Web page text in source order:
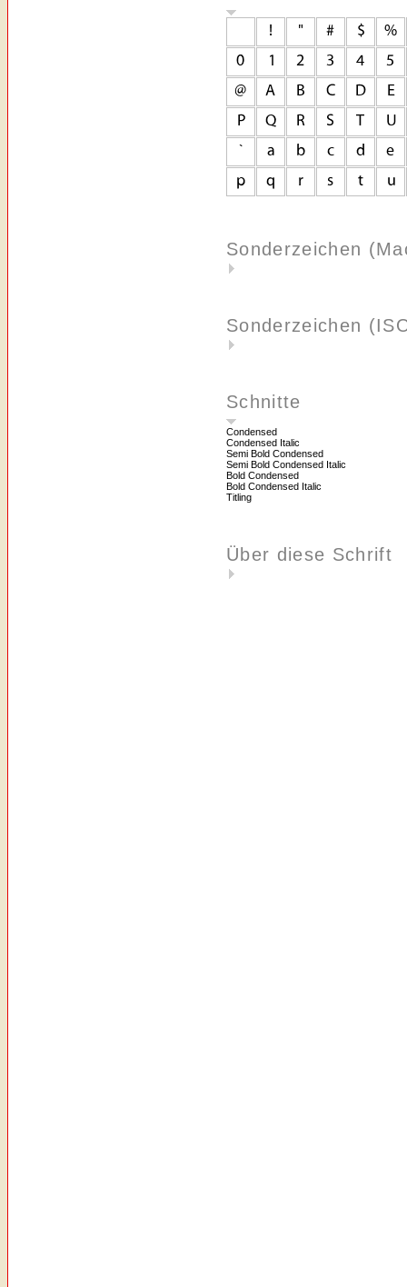
Sonderzeichen
Sonderzeichen
Schnitte
Condensed
Condensed Italic
Semi Bold Condensed
Semi Bold Condensed Italic
Bold Condensed
Bold Condensed Italic
Titling
Über diese Schrift